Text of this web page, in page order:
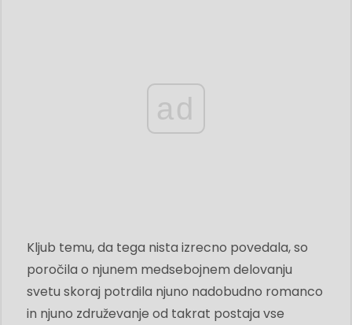
ad
Kljub temu, da tega nista izrecno povedala, so
poročila o njunem medsebojnem delovanju
svetu skoraj potrdila njuno nadobudno romanco
in njuno združevanje od takrat postaja vse